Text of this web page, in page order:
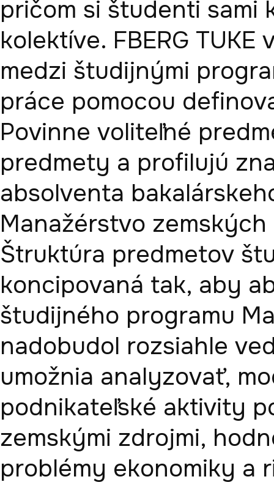
pričom si študenti sami
kolektíve. FBERG
medzi študijnými
práce pomocou
Povinne voliteľné
predmety a profilujú
absolventa
Manažérstvo
Štruktúra predmetov
koncipovaná tak, aby
študijného programu
nadobudol rozsiahle
umožnia analyzovať,
podnikateľské aktivity
zemskými zdrojmi,
problémy ekonomiky a